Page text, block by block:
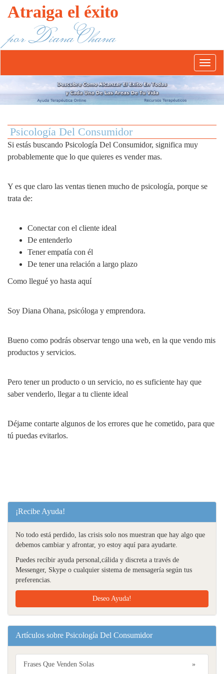
Atraiga el éxito
por Diana Ohana
Abrír/
el
menú
Psicología Del Consumidor
Si estás buscando Psicología Del Consumidor, significa muy
probablemente que lo que quieres es vender mas.
Y es que claro las ventas tienen mucho de psicología, porque se
trata de:
Conectar con el cliente ideal
De entenderlo
Tener empatía con él
De tener una relación a largo plazo
Como llegué yo hasta aquí
Soy Diana Ohana, psicóloga y emprendora.
Bueno como podrás observar tengo una web, en la que vendo mis
productos y servicios.
Pero tener un producto o un servicio, no es suficiente hay que
saber venderlo, llegar a tu cliente ideal
Déjame contarte algunos de los errores que he cometido, para que
tú puedas evitarlos.
¡Recibe Ayuda!
No todo está perdido, las crisis solo nos muestran que hay algo que
debemos cambiar y afrontar, yo estoy aquí para ayudarte.
Puedes recibir ayuda personal,cálida y discreta a través de
Messenger, Skype o cualquier sistema de mensagería según tus
preferencias.
Deseo Ayuda!
Artículos sobre Psicología Del Consumidor
»
Frases Que Venden Solas